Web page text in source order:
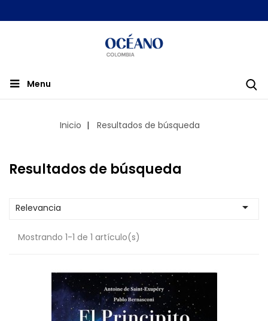
Menu
Inicio Resultados de búsqueda
Resultados de búsqueda
Relevancia 
Mostrando 1-1 de 1 artículo(s)